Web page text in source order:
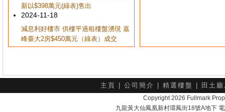
新以$398萬元(綠表)售出
2024-11-18
減息利好樓市 供樓平過租樓盤湧現 嘉
峰臺大2房$450萬元（綠表）成交
主頁 公司簡介 精選樓盤 田土
Copyright 2026 Fullmark
九龍黃大仙鳳凰新村環鳳街18號A地下